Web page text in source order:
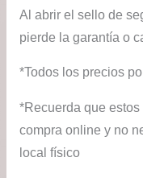
Al abrir el sello de
pierde la garantía o
*Todos los precios
*Recuerda que
compra online y no
local físico